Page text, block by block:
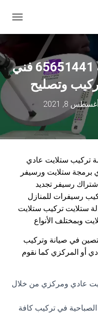
ب
ل
ا
ت
ل
فني ستلايت الصباحية 65651441 فني
وتصليح
أغسطس 8, 2021
تركيب ستلايت عادي
برمجة ستلايت ورسيفر
رسيفر تجديد
رسيفرات للمنازل
ستلايت تركيب ستلايت
وبمختلف الأنواع
في صيانة وتركيب
أو المركزي كما نقوم
عادي ومركزي من خلال
في تركيب كافة